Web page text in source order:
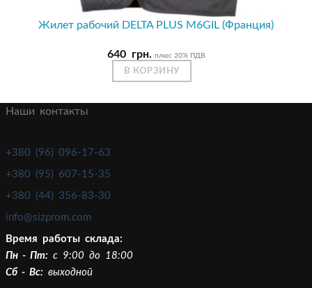
Жилет рабочий DELTA PLUS M6GIL (Франция)
640 грн. плюс 20% ПДВ
В КОРЗИНУ
Наши контакты
+380 (96) 096-17-63
+380 (95) 607-15-35
+380 (44) 356-83-30
info@sizprom.com
Время работы склада:
Пн - Пт: c 9:00 до 18:00
Сб - Вс: выходной